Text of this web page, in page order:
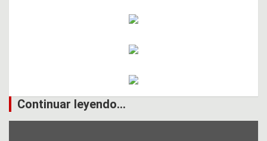
Continuar leyendo...